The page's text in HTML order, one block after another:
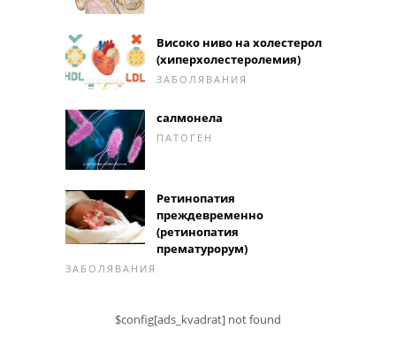
Високо ниво на холестерол
(хиперхолестеролемия)
ЗАБОЛЯВАНИЯ
салмонела
ПАТОГЕН
Ретинопатия
преждевременно
(ретинопатия
прематурорум)
ЗАБОЛЯВАНИЯ
$config[ads_kvadrat] not found